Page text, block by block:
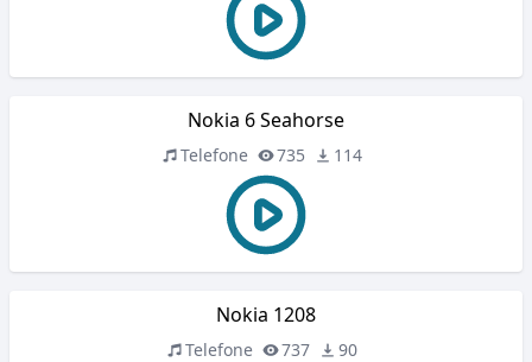
Nokia 6 Seahorse
Telefone 735 114
Nokia 1208
Telefone 737 90